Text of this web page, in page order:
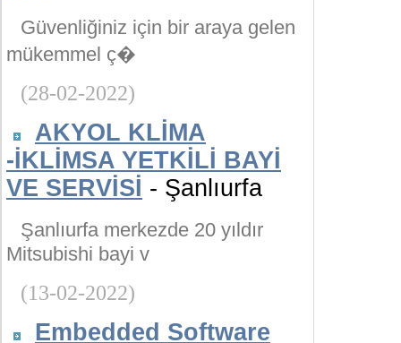
Güvenliğiniz için bir araya gelen
mükemmel ç�
(28-02-2022)
AKYOL KLİMA
-İKLİMSA YETKİLİ BAYİ
VE SERVİSİ - Şanlıurfa
Şanlıurfa merkezde 20 yıldır
Mitsubishi bayi v
(13-02-2022)
Embedded Software